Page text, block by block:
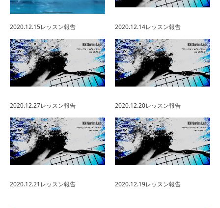
2020.12.15レッスン報告 2020.12.14レッスン報告
2020.12.27レッスン報告 2020.12.20レッスン報告
2020.12.21レッスン報告 2020.12.19レッスン報告